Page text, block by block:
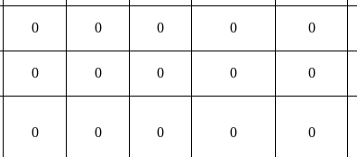
0 0 0 0 0
0 0 0 0 0
0 0 0 0 0